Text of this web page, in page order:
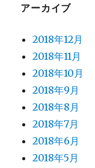
アーカイブ
2018年12月
2018年11月
2018年10月
2018年9月
2018年8月
2018年7月
2018年6月
2018年5月